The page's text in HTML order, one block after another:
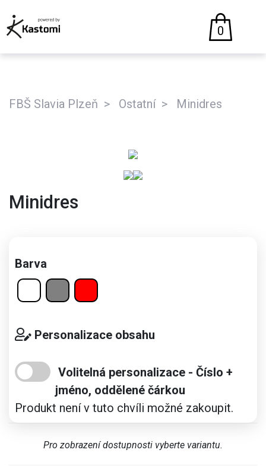
0
FBŠ Slavia Plzeň Ostatní Minidres
Minidres
Barva
Personalizace obsahu
Volitelná personalizace - Číslo +
jméno, oddělené čárkou
Produkt není v tuto chvíli možné zakoupit.
Pro zobrazení dostupnosti vyberte variantu.